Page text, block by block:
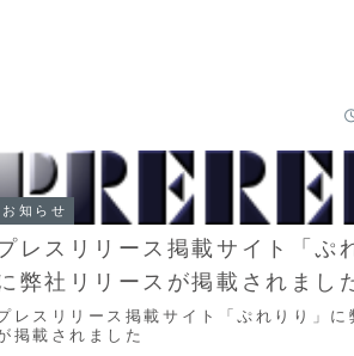
お知らせ
レスリリース掲載サイト「ぷ
弊社リリースが掲載されまし
レスリリース掲載サイト「ぷれりり」に
掲載されました